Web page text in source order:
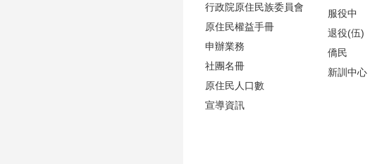
行政院原住民族委員會
原住民權益手冊
申辦業務
社團名冊
原住民人口數
宣導資訊
服役中
退役(伍)
僑民
新訓中心